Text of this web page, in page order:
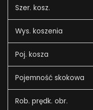
Szer. kosz.
Wys. koszenia
Poj. kosza
Pojemność skokowa
Rob. prędk. obr.